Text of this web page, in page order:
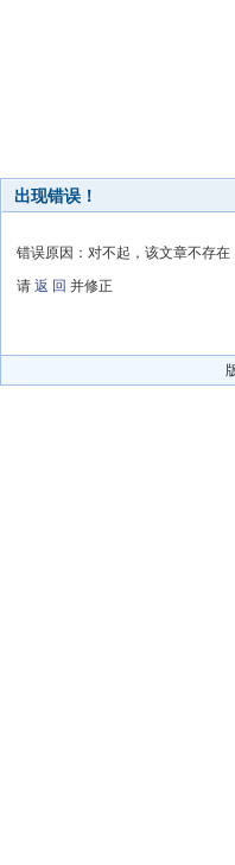
出现错误！
错误原因：对不起，该文章不存在
请 返 回 并修正